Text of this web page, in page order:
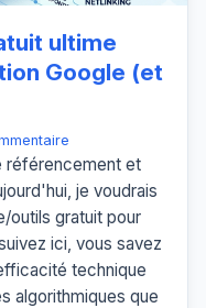
ultime
Google (et
référencement et
je voudrais
outils gratuit pour
ici, vous savez
technique
algorithmiques que